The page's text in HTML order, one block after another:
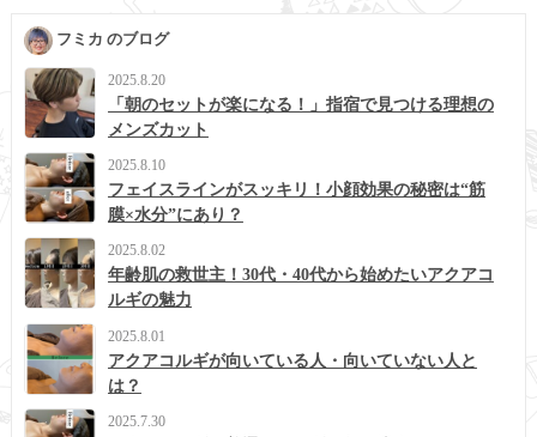
フミカ のブログ
2025.8.20
「朝のセットが楽になる！」指宿で見つける理想の
メンズカット
2025.8.10
フェイスラインがスッキリ！小顔効果の秘密は“筋
膜×水分”にあり？
2025.8.02
年齢肌の救世主！30代・40代から始めたいアクアコ
ルギの魅力
2025.8.01
アクアコルギが向いている人・向いていない人と
は？
2025.7.30